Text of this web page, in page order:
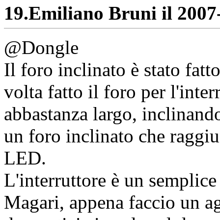
19.Emiliano Bruni il
@Dongle
Il foro inclinato è stato
volta fatto il foro per
abbastanza largo,
un foro inclinato che
LED.
L'interruttore è un
Magari, appena faccio un